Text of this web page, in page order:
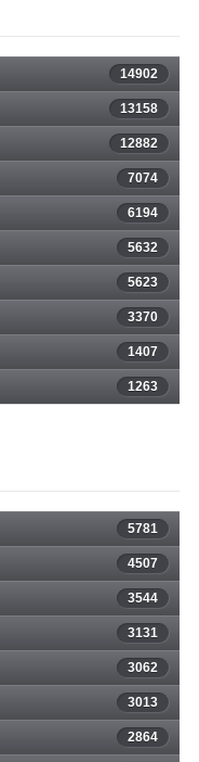
14902
13158
12882
7074
6194
5632
5623
3370
1407
1263
5781
4507
3544
3131
3062
3013
2864